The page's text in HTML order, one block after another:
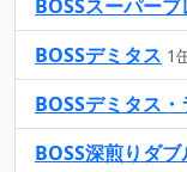
BOSSスーパーブ
BOSSデミタス 1
BOSSデミタス・
BOSS深煎りダブ